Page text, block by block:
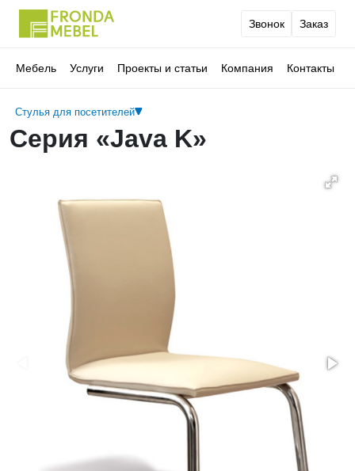
Звонок Заказ
Мебель Услуги Проекты и статьи Компания Контакты
Стулья для посетителей
Серия «Java K»